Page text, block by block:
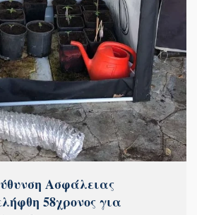
Ασφάλειας
58χρονος για